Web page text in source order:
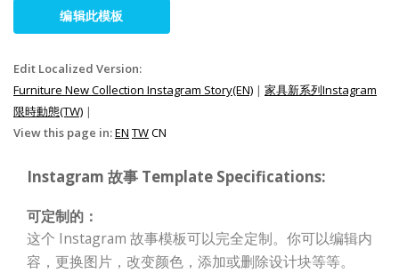
编辑此模板
Edit Localized Version:
Furniture New Collection Instagram Story(EN) | 家具新系列Instagram
限時動態(TW) |
View this page in:EN TWCN
Instagram 故事 Template Specifications:
可定制的：
这个 Instagram 故事模板可以完全定制。你可以编辑内
容，更换图片，改变颜色，添加或删除设计块等等。